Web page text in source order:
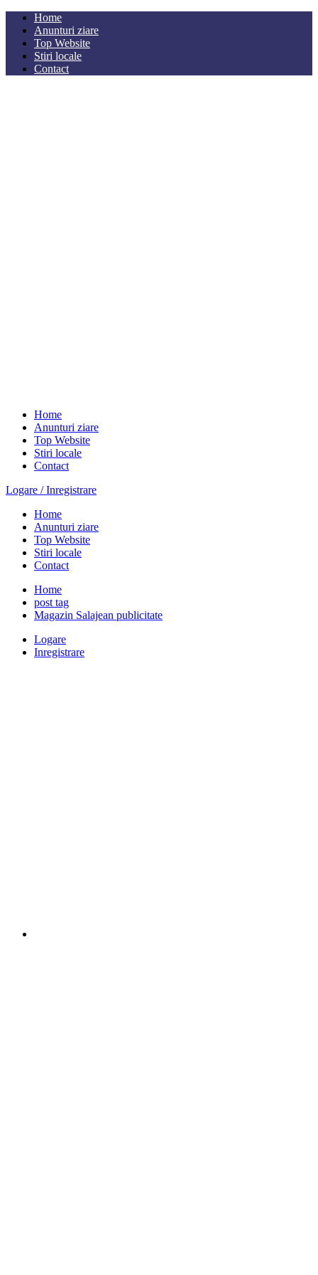
Home
Anunturi ziare
Top Website
Stiri locale
Contact
Home
Anunturi ziare
Top Website
Stiri locale
Contact
Logare / Inregistrare
Home
Anunturi ziare
Top Website
Stiri locale
Contact
Home
post tag
Magazin Salajean publicitate
Logare
Inregistrare